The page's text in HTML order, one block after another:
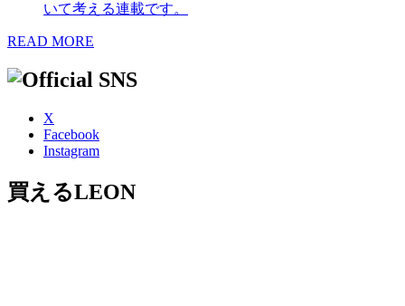
いて考える連載です。
READ MORE
X
Facebook
Instagram
買えるLEON